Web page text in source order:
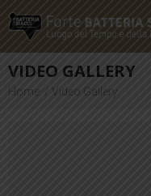
VIDEO GALLERY
Home Video Gallery